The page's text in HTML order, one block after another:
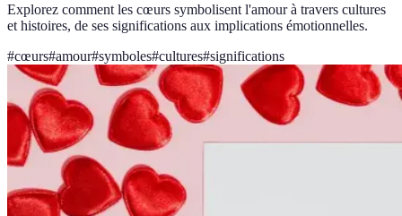
Explorez comment les cœurs symbolisent l'amour à travers cultures
et histoires, de ses significations aux implications émotionnelles.
#cœurs#amour#symboles#cultures#significations